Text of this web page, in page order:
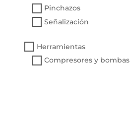
Pinchazos
Señalización
Herramientas
Compresores y bombas